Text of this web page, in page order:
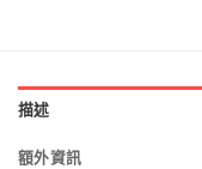
描述
額外資訊